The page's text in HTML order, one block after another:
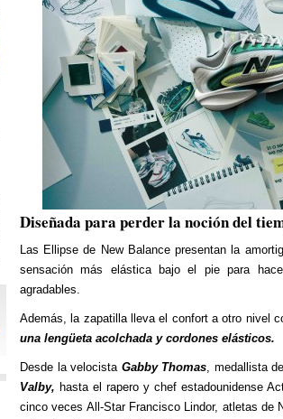
Diseñada para perder la noción del
Las Ellipse de New Balance presentan la
sensación más elástica bajo el pie para
agradables.
Además, la zapatilla lleva el confort a otro nivel
una lengüeta acolchada y cordones elásticos.
Desde la velocista Gabby Thomas, medallista
Valby, hasta el rapero y chef estadounidense
cinco veces All-Star Francisco Lindor, atletas de